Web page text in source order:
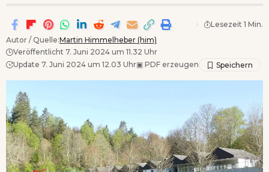
Autor / Quelle:Martin Himmelheber (him)
Veröffentlicht 7. Juni 2024 um 11.32 Uhr
Update 7. Juni 2024 um 12.03 Uhr▣ PDF erzeugen
Lesezeit 1 Min.